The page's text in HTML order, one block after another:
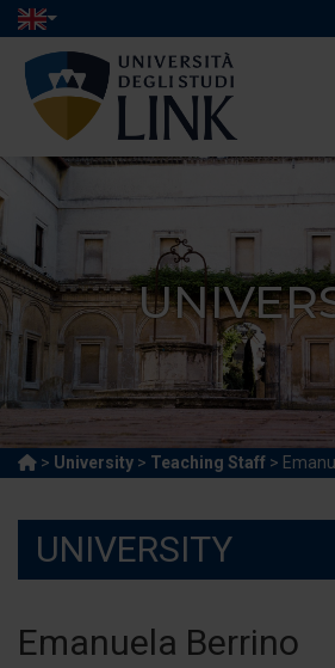
> University > Teaching Staff >
UNIVERSITY
Emanuela Berrino